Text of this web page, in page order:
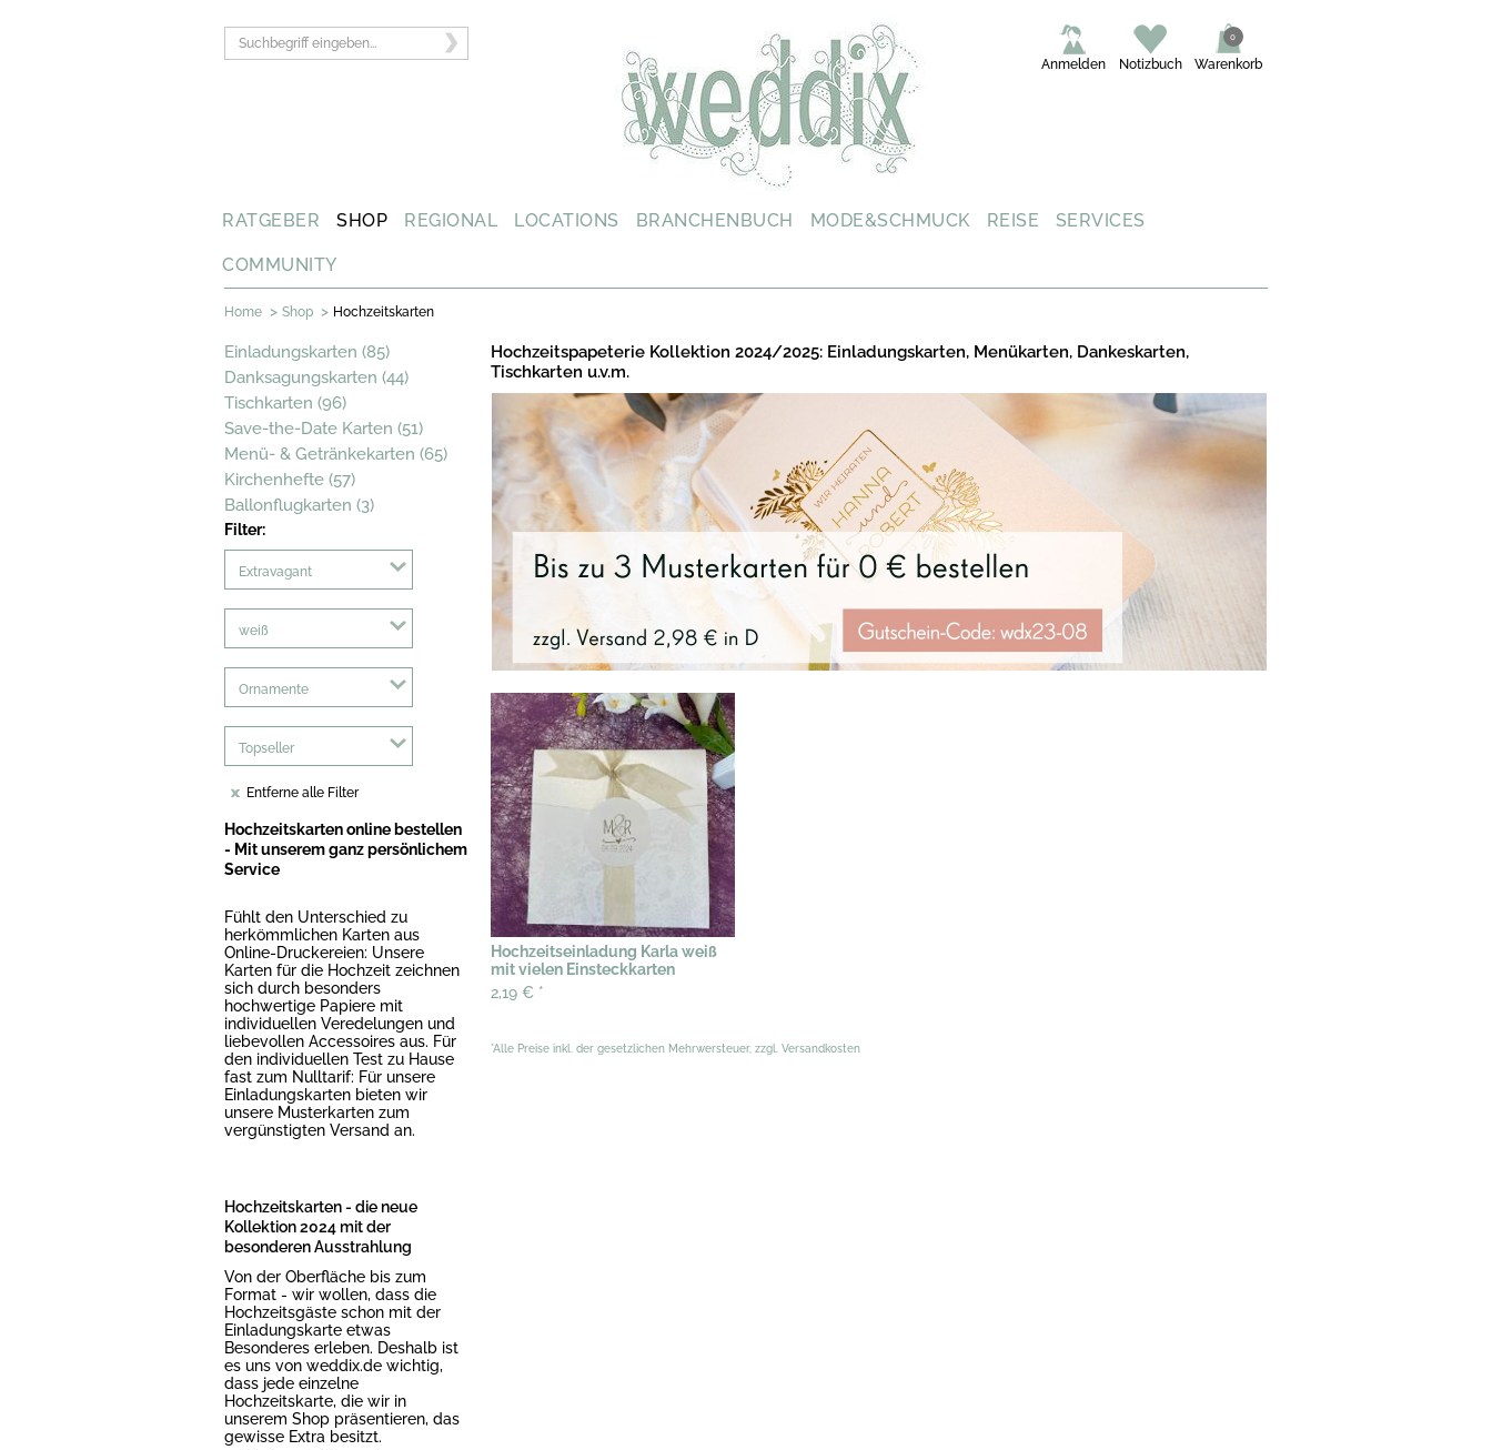
Warenkorb
0
Notizbuch
Anmelden
RATGEBER SHOP REGIONAL LOCATIONS BRANCHENBUCH MODE&SCHMUCK REISE SERVICES
COMMUNITY
Home > Shop > Hochzeitskarten
Einladungskarten (85)
Danksagungskarten (44)
Tischkarten (96)
Save-the-Date Karten (51)
Menü- & Getränkekarten (65)
Kirchenhefte (57)
Ballonflugkarten (3)
Filter:
Extravagant
weiß
Ornamente
Topseller
Entferne alle Filter
Hochzeitskarten online bestellen
- Mit unserem ganz persönlichem
Service
Fühlt den Unterschied zu
herkömmlichen Karten aus
Online-Druckereien: Unsere
Karten für die Hochzeit zeichnen
sich durch besonders
hochwertige Papiere mit
individuellen Veredelungen und
liebevollen Accessoires aus. Für
den individuellen Test zu Hause
fast zum Nulltarif: Für unsere
Einladungskarten bieten wir
unsere Musterkarten zum
vergünstigten Versand an.
Hochzeitskarten - die neue
Kollektion 2024 mit der
besonderen Ausstrahlung
Von der Oberfläche bis zum
Format - wir wollen, dass die
Hochzeitsgäste schon mit der
Einladungskarte etwas
Besonderes erleben. Deshalb ist
es uns von weddix.de wichtig,
dass jede einzelne
Hochzeitskarte, die wir in
unserem Shop präsentieren, das
gewisse Extra besitzt.
Hochzeitspapeterie Kollektion 2024/2025: Einladungskarten, Menükarten, Dankeskarten,
Tischkarten u.v.m.
Hochzeitseinladung Karla weiß
mit vielen Einsteckkarten
2,19 € *
*Alle Preise inkl. der gesetzlichen Mehrwersteuer, zzgl. Versandkosten